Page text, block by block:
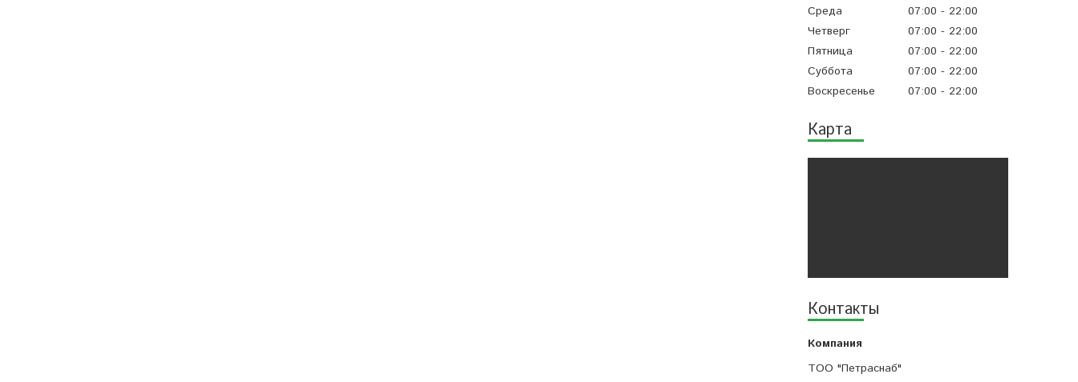
Среда
07:00
22:00
Четверг
07:00
22:00
Пятница
07:00
22:00
Суббота
07:00
22:00
Воскресенье
07:00 22:00
Карта
Контакты
ТОО "Петраснаб"